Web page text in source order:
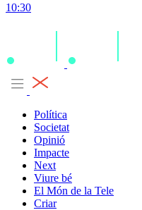
10:30
Política
Societat
Opinió
Impacte
Next
Viure bé
El Món de la Tele
Criar